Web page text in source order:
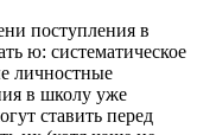
поступления в
ю: систематическое
личностные
в школу уже
ставить перед